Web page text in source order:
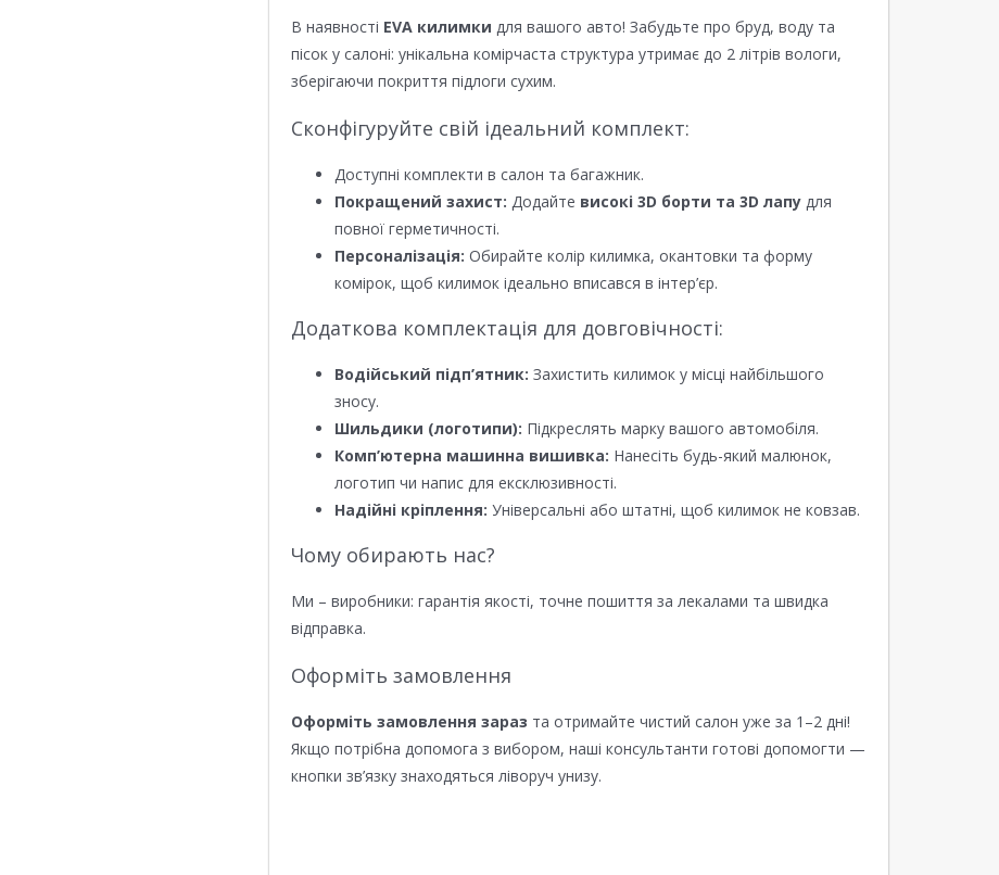
В наявності EVA килимки для вашого авто! Забудьте про бруд, воду та
пісок у салоні: унікальна комірчаста структура утримає до 2 літрів вологи,
зберігаючи покриття підлоги сухим.
Сконфігуруйте свій ідеальний комплект:
Доступні комплекти в салон та багажник.
Покращений захист: Додайте високі 3D борти та 3D лапу для
повної герметичності.
Персоналізація: Обирайте колір килимка, окантовки та форму
комірок, щоб килимок ідеально вписався в інтер’єр.
Додаткова комплектація для довговічності:
Водійський підп’ятник: Захистить килимок у місці найбільшого
зносу.
Шильдики (логотипи): Підкреслять марку вашого автомобіля.
Комп’ютерна машинна вишивка: Нанесіть будь-який малюнок,
логотип чи напис для ексклюзивності.
Надійні кріплення: Універсальні або штатні, щоб килимок не ковзав.
Чому обирають нас?
Ми – виробники: гарантія якості, точне пошиття за лекалами та швидка
відправка.
Оформіть замовлення
Оформіть замовлення зараз та отримайте чистий салон уже за 1–2 дні!
Якщо потрібна допомога з вибором, наші консультанти готові допомогти —
кнопки зв’язку знаходяться ліворуч унизу.